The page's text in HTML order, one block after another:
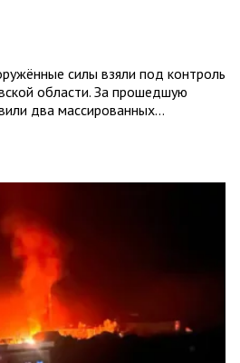
силы взяли под контроль
области. За прошедшую
два массированных…